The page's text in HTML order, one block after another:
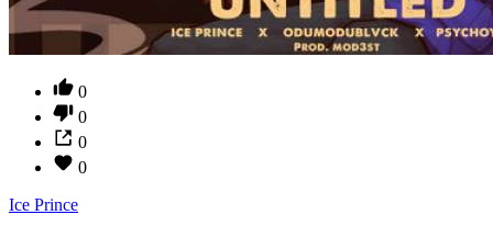
0
0
0
0
Ice Prince